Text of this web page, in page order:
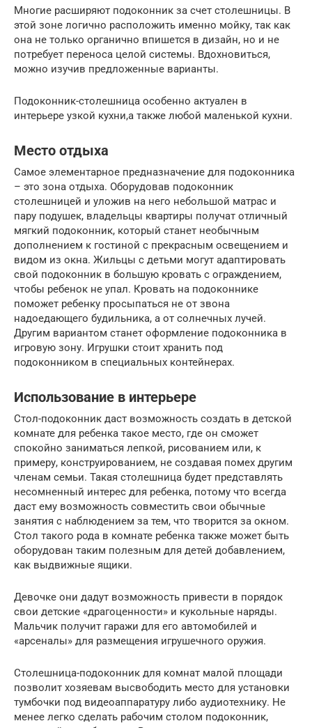
Многие расширяют подоконник за счет столешницы. В
этой зоне логично расположить именно мойку, так как
она не только органично впишется в дизайн, но и не
потребует переноса целой системы. Вдохновиться,
можно изучив предложенные варианты.
Подоконник-столешница особенно актуален в
интерьере узкой кухни,а также любой маленькой кухни.
Место отдыха
Самое элементарное предназначение для подоконника
– это зона отдыха. Оборудовав подоконник
столешницей и уложив на него небольшой матрас и
пару подушек, владельцы квартиры получат отличный
мягкий подоконник, который станет необычным
дополнением к гостиной с прекрасным освещением и
видом из окна. Жильцы с детьми могут адаптировать
свой подоконник в большую кровать с ограждением,
чтобы ребенок не упал. Кровать на подоконнике
поможет ребенку просыпаться не от звона
надоедающего будильника, а от солнечных лучей.
Другим вариантом станет оформление подоконника в
игровую зону. Игрушки стоит хранить под
подоконником в специальных контейнерах.
Использование в интерьере
Стол-подоконник даст возможность создать в детской
комнате для ребенка такое место, где он сможет
спокойно заниматься лепкой, рисованием или, к
примеру, конструированием, не создавая помех другим
членам семьи. Такая столешница будет представлять
несомненный интерес для ребенка, потому что всегда
даст ему возможность совместить свои обычные
занятия с наблюдением за тем, что творится за окном.
Стол такого рода в комнате ребенка также может быть
оборудован таким полезным для детей добавлением,
как выдвижные ящики.
Девочке они дадут возможность привести в порядок
свои детские «драгоценности» и кукольные наряды.
Мальчик получит гаражи для его автомобилей и
«арсеналы» для размещения игрушечного оружия.
Столешница-подоконник для комнат малой площади
позволит хозяевам высвободить место для установки
тумбочки под видеоаппаратуру либо аудиотехнику. Не
менее легко сделать рабочим столом подоконник,